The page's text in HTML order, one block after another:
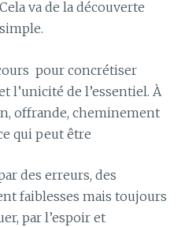
va de la découverte
pour concrétiser
l’unicité de l’essentiel. À
offrande, cheminement
qui peut être
des erreurs, des
faiblesses mais toujours
par l’espoir et